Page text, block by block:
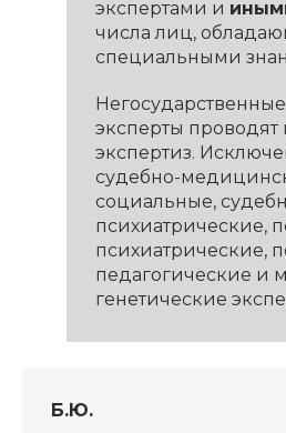
экспертами и
числа лиц,
специальными
эксперты проводят
экспертиз.
судебно-
социальные,
психиатрические,
психиатрические,
педагогические и
генетические
Б.Ю.